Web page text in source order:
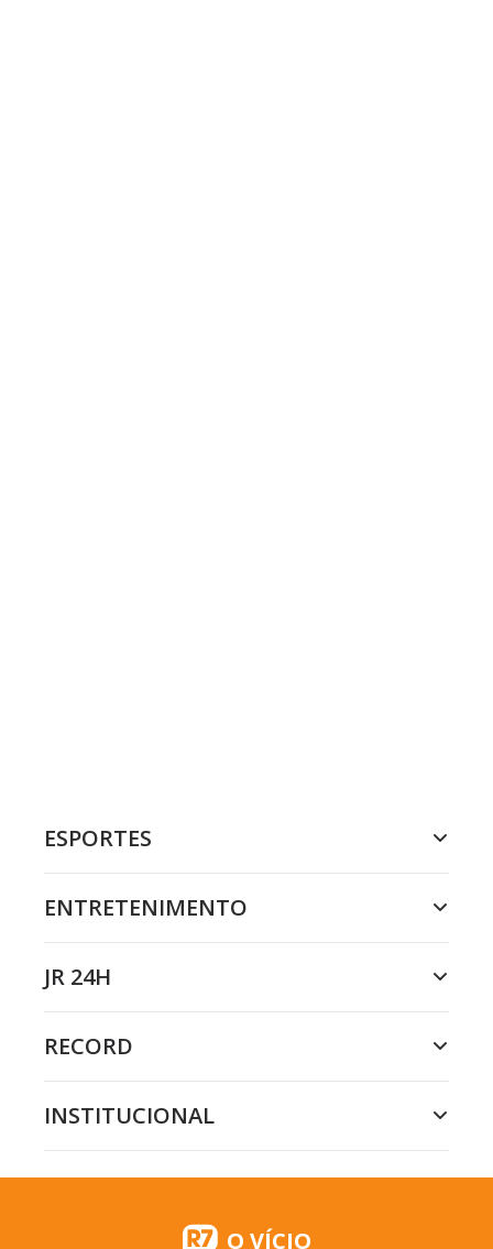
ESPORTES
ENTRETENIMENTO
JR 24H
RECORD
INSTITUCIONAL
O VÍCIO